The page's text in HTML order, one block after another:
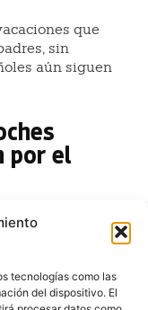
tecnologías como las
del dispositivo. El
que
sin
aún siguen
por el
los gusto en
a la hora de